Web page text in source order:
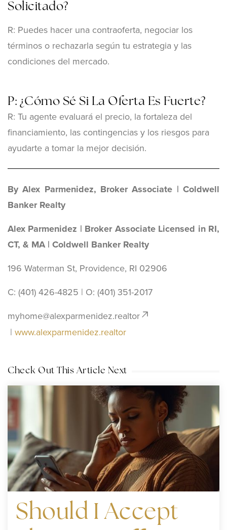
Solicitado?
R: Puedes hacer una contraoferta, negociar los
términos o rechazarla según tu estrategia y las
condiciones del mercado.
P: ¿Cómo Sé Si La Oferta Es Fuerte?
R: Tu agente evaluará el precio, la fortaleza del
financiamiento, las contingencias y los riesgos para
ayudarte a tomar la mejor decisión.
By Alex Parmenidez, Broker Associate | Coldwell
Banker Realty
Alex Parmenidez | Broker Associate Licensed in RI,
CT, & MA | Coldwell Banker Realty
196 Waterman St, Providence, RI 02906
C: (401) 426-4825 | O: ‪(401) 351-2017
myhome@alexparmenidez.realtor
| www.alexparmenidez.realtor
Check Out This Article Next
Should I Accept